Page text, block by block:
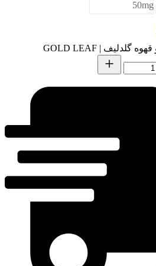
50mg
سالت امریکانو تنباکو قهوه گلدلیف | GOLD LEAF